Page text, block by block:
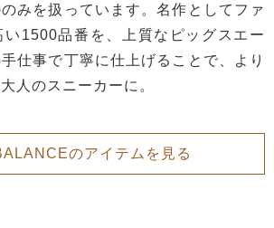
みを扱っています。名作としてファ
い1500品番を、上質なピッグスエー
仕事で丁寧に仕上げることで、より
人のスニーカーに。
のアイテムを見る